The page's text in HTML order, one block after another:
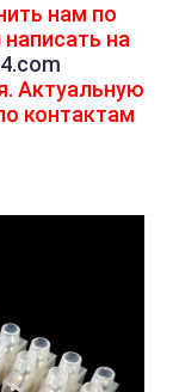
нам по
на
Актуальную
контактам